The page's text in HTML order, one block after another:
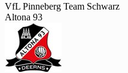
VfL Pinneberg Team Schwarz
Altona 93